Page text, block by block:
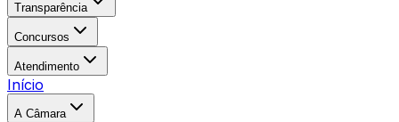
Transparência
Concursos
Atendimento
Início
A Câmara